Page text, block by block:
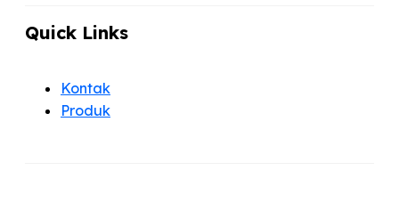
Quick Links
Kontak
Produk